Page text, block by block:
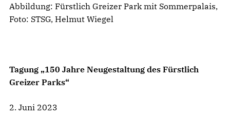
Abbildung: Fürstlich Greizer Park mit Sommerpalais,
Foto: STSG, Helmut Wiegel
Tagung „150 Jahre Neugestaltung des Fürstlich
Greizer Parks“
2. Juni 2023